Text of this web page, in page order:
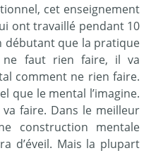
cet enseignement
ont travaillé pendant 10
débutant que la pratique
ne faut rien faire, il va
comment ne rien faire.
que le mental l’imagine.
faire. Dans le meilleur
construction mentale
d’éveil. Mais la plupart